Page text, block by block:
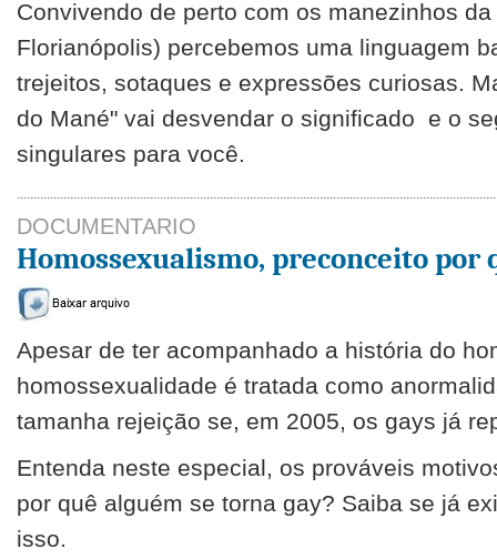
Convivendo de perto com os manezinhos
Florianópolis) percebemos uma linguagem
trejeitos, sotaques e expressões curiosas.
do Mané" vai desvendar o significado e o
singulares para você.
DOCUMENTARIO
Homossexualismo, preconceito por
Apesar de ter acompanhado a história do
homossexualidade é tratada como
tamanha rejeição se, em 2005, os gays já
Entenda neste especial, os prováveis
por quê alguém se torna gay? Saiba se já
isso.